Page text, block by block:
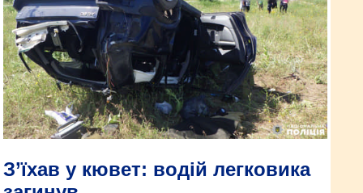
З’їхав у кювет: водій легковика